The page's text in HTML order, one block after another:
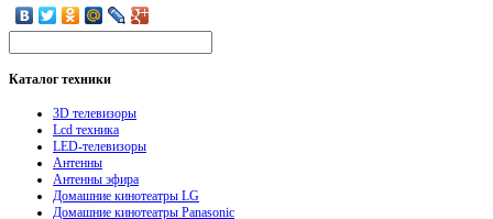
Каталогтехники
3D телевизоры
Lcd техника
LED-телевизоры
Антенны
Антенны эфира
Домашние кинотеатры LG
Домашние кинотеатры Panasonic